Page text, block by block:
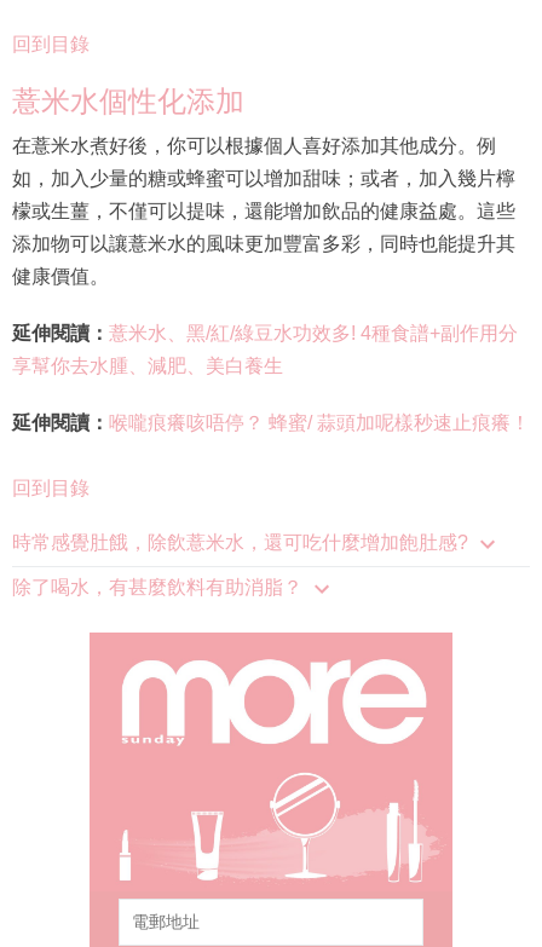
回到目錄
薏米水個性化添加
在薏米水煮好後，你可以根據個人喜好添加其他成分。例
如，加入少量的糖或蜂蜜可以增加甜味；或者，加入幾片檸
檬或生薑，不僅可以提味，還能增加飲品的健康益處。這些
添加物可以讓薏米水的風味更加豐富多彩，同時也能提升其
健康價值。
延伸閱讀： 薏米水、黑/紅/綠豆水功效多! 4種食譜+副作用分
享幫你去水腫、減肥、美白養生
延伸閱讀： 喉嚨痕癢咳唔停？ 蜂蜜/ 蒜頭加呢樣秒速止痕癢！
回到目錄
時常感覺肚餓，除飲薏米水，還可吃什麼增加飽肚感?
除了喝水，有甚麼飲料有助消脂？